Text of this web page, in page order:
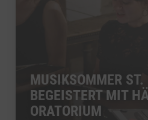
MUSIKSOMMER ST.
BEGEISTERT MIT
ORATORIUM